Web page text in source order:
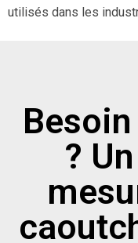
utilisés dans les
?